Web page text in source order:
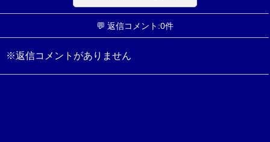
💬 返信コメント:0件
※返信コメントがありません